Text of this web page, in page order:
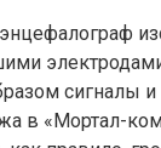
сигналы
в «Мортал-